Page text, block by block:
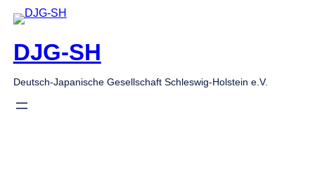
Zum
Inhalt
DJG-SH
Deutsch-Japanische Gesellschaft Schleswig-Holstein e.V.